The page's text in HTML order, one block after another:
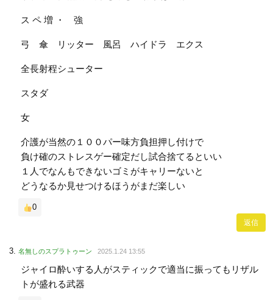
ス ペ 増 ・ 強
弓 傘 リッター 風呂 ハイドラ エクス
全長射程シューター
スタダ
女
介護が当然の１００パー味方負担押し付けで
負け確のストレスゲー確定だし試合捨てるといい
１人でなんもできないゴミがキャリーないと
どうなるか見せつけるほうがまだ楽しい
0
返信
名無しのスプラトゥーン 2025.1.24 13:55
ジャイロ酔いする人がスティックで適当に振ってもリザル
トが盛れる武器